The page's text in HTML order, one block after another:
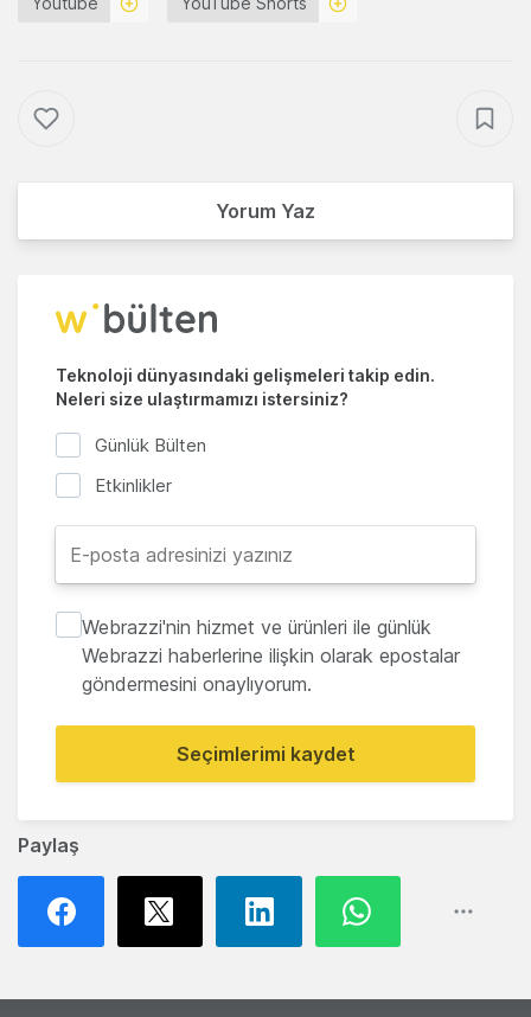
Paylaş
Yorum Yaz
Teknoloji dünyasındaki gelişmeleri takip edin.
Neleri size ulaştırmamızı istersiniz?
Günlük Bülten
Etkinlikler
Webrazzi'nin hizmet ve ürünleri ile günlük
Webrazzi haberlerine ilişkin olarak epostalar
göndermesini onaylıyorum.
Seçimlerimi kaydet